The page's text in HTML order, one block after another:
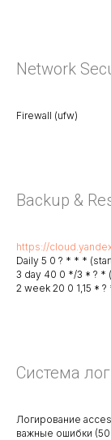
Network
Firewall (ufw)
Backup &
https://
Daily 5 0 ? * * *
3 day 40 0 */3 * ? *
2 week 20 0 1,15 *
Система
Логирование
важные ошибки